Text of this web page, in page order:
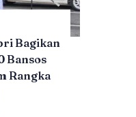
Bagikan
Bansos
Rangka